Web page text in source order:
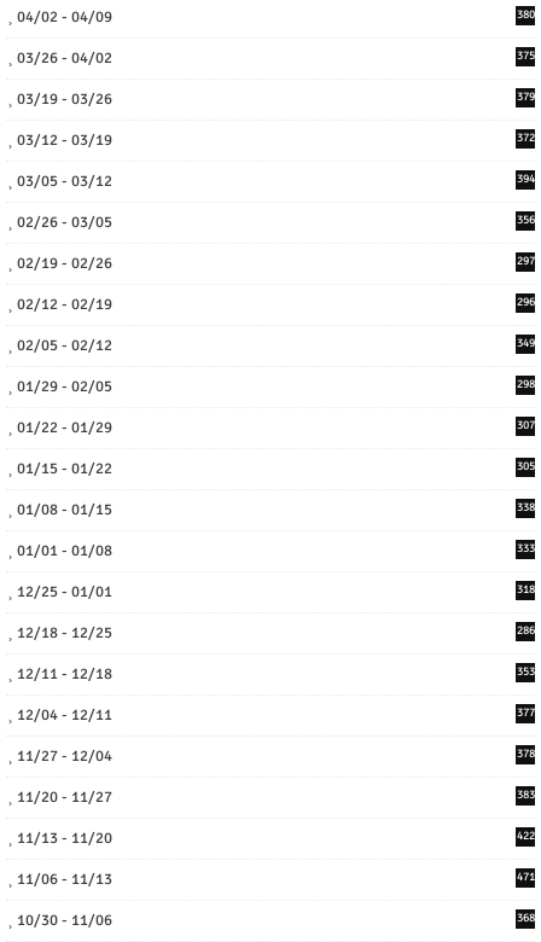
04/02 - 04/09 380
03/26 - 04/02 375
03/19 - 03/26 379
03/12 - 03/19 372
03/05 - 03/12 394
02/26 - 03/05 356
02/19 - 02/26 297
02/12 - 02/19 296
02/05 - 02/12 349
01/29 - 02/05 298
01/22 - 01/29 307
01/15 - 01/22 305
01/08 - 01/15 338
01/01 - 01/08 333
12/25 - 01/01 318
12/18 - 12/25 286
12/11 - 12/18 353
12/04 - 12/11 377
11/27 - 12/04 378
11/20 - 11/27 383
11/13 - 11/20 422
11/06 - 11/13 471
10/30 - 11/06 368